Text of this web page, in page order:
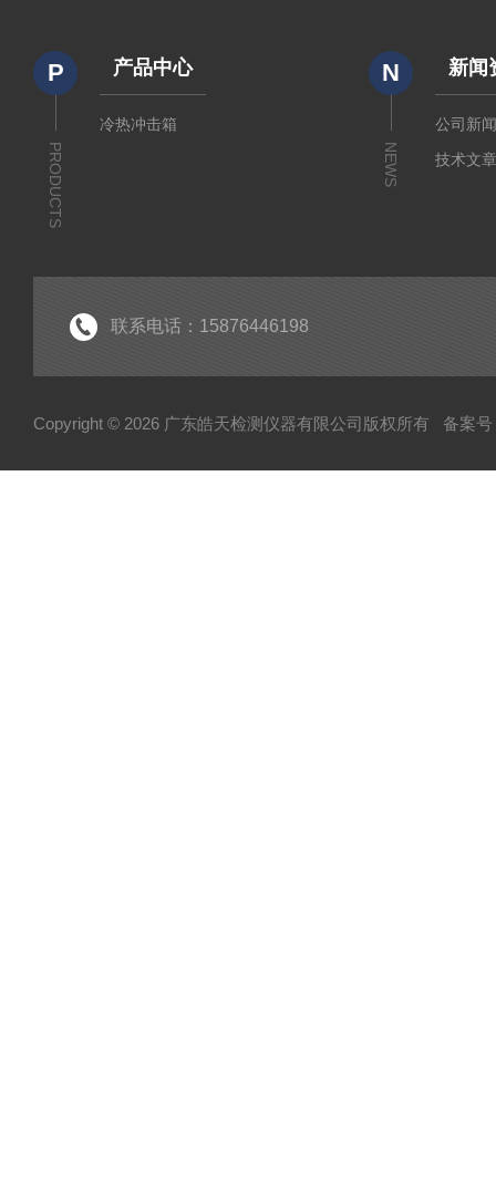
P
PRODUCTS
产品中心
冷热冲击箱
N
NEWS
新闻
公司新
技术文
联系电话：15876446198
Copyright © 2026 广东皓天检测仪器有限公司版权所有 备案号